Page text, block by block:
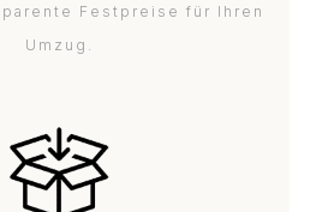
Festpreise für Ihren
Umzug.